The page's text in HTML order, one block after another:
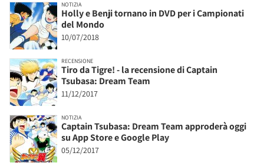
NOTIZIA
Holly e Benji tornano in DVD per i Campionati
del Mondo
10/07/2018
RECENSIONE
Tiro da Tigre! - la recensione di Captain
Tsubasa: Dream Team
11/12/2017
NOTIZIA
Captain Tsubasa: Dream Team approderà oggi
su App Store e Google Play
05/12/2017